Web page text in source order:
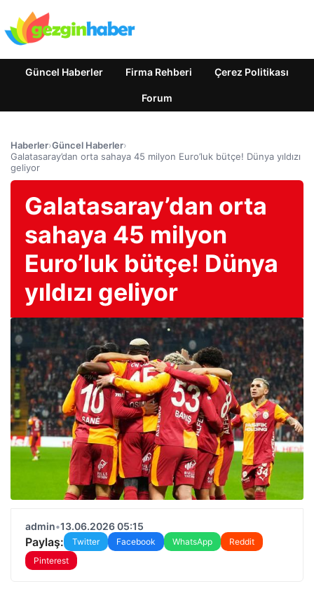
Güncel Haberler Firma Rehberi Çerez Politikası
Forum
Haberler›Güncel Haberler›
Galatasaray’dan orta sahaya 45 milyon Euro’luk bütçe! Dünya yıldızı
geliyor
Galatasaray’dan orta
sahaya 45 milyon
Euro’luk bütçe! Dünya
yıldızı geliyor
admin•13.06.2026 05:15
Paylaş: Twitter Facebook WhatsApp
Reddit
Pinterest